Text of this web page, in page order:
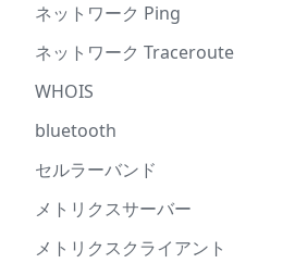
ネットワーク Ping
ネットワーク Traceroute
WHOIS
bluetooth
セルラーバンド
メトリクスサーバー
メトリクスクライアント